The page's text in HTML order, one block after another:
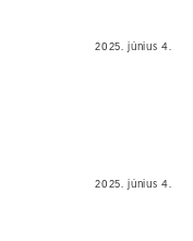
2025. június 4.
2025. június 4.